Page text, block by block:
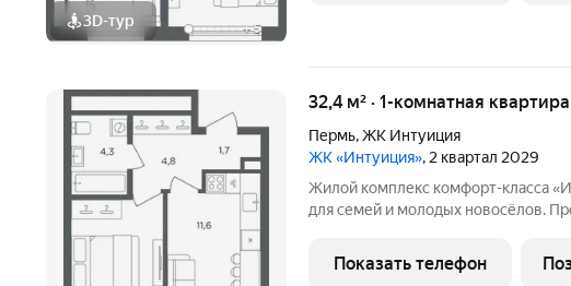
3D-тур +5
32,4 м² · 1-комнатная
Пермь,ЖК Интуиция
ЖК «Интуиция», 2 квартал 2029
Жилой комплекс комфорт-класса «Интуиция»
для семей и молодых новосёлов.
Беляева - Одоевского. Новый
в сложившуюся
Показать телефон